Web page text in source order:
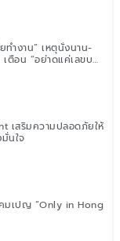
ำงาน” เหตุนั่งนาน-
ตือน “อย่าดูแค่เลขบน
เสริมความปลอดภัยให้
นใจ
มเปญ “Only in Hong